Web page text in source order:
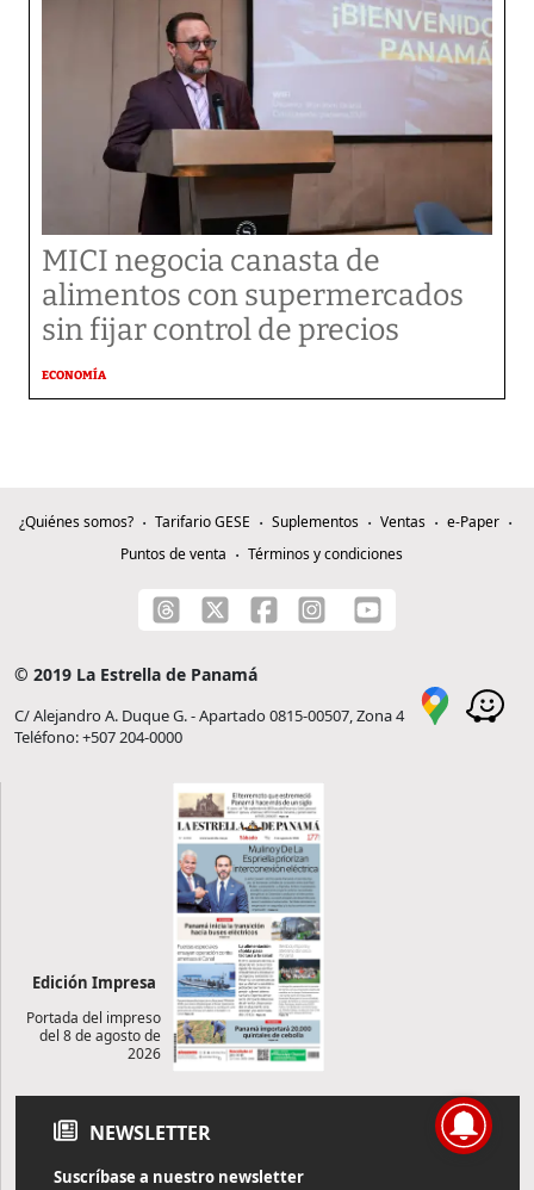
MICI negocia canasta de
alimentos con supermercados
sin fijar control de precios
ECONOMÍA
¿Quiénes somos? Tarifario GESE Suplementos Ventas
e-Paper
Puntos de venta
Términos y condiciones
© 2019 La Estrella de Panamá
C/ Alejandro A. Duque G. - Apartado 0815-00507, Zona 4
Teléfono: +507 204-0000
Edición Impresa
Portada del impreso
del 8 de agosto de
2026
NEWSLETTER
Suscríbase a nuestro newsletter